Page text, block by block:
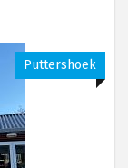
Puttershoek